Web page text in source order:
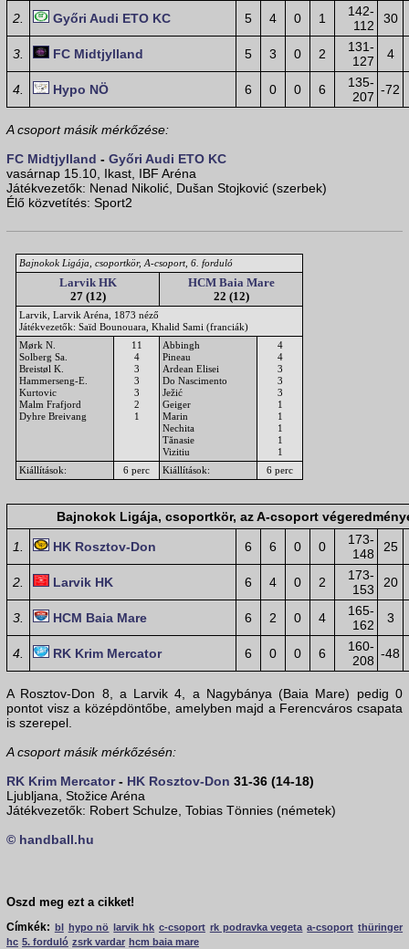
2. Győri Audi ETO KC 5 4 0 1
142-
112
30
3. FC Midtjylland 5 3 0 2
131-
127
4
4. Hypo NÖ 6 0 0 6
135-
207 -72
A csoport másik mérkőzése:
FC Midtjylland - Győri Audi ETO KC
vasárnap 15.10, Ikast, IBF Aréna
Játékvezetők: Nenad Nikolić, Dušan Stojković (szerbek)
Élő közvetítés: Sport2
Bajnokok Ligája, csoportkör, A-csoport, 6. forduló
Larvik HK
27 (12)
HCM Baia Mare
22 (12)
Larvik, Larvik Aréna, 1873 néző
Játékvezetők: Saïd Bounouara, Khalid Sami (franciák)
Mørk N.
Solberg Sa.
Breistøl K.
Hammerseng-E.
Kurtovic
Malm Frafjord
Dyhre Breivang
11
4
3
3
3
2
1
Abbingh
Pineau
Ardean Elisei
Do Nascimento
Ježić
Geiger
Marin
Nechita
Tănasie
Vizitiu
4
4
3
3
3
1
1
1
1
1
Kiállítások:
6 perc Kiállítások: 6 perc
Bajnokok Ligája, csoportkör, az A-csoport
1. HK Rosztov-Don 6 6 0 0
173-
148
25
2. Larvik HK 6 4 0 2
173-
153
20
3. HCM Baia Mare 6 2 0 4
165-
162
3
4. RK Krim Mercator 6 0 0 6
160-
208 -48
A Rosztov-Don 8, a Larvik 4, a Nagybánya (Baia Mare) pedig 0
pontot visz a középdöntőbe, amelyben majd a Ferencváros csapata
is szerepel.
A csoport másik mérkőzésén:
RK Krim Mercator- HK Rosztov-Don 31-36 (14-18)
Ljubljana, Stožice Aréna
Játékvezetők: Robert Schulze, Tobias Tönnies (németek)
© handball.hu
Oszd meg ezt a cikket!
Címkék:
bl hypo nö larvik hk c-csoport rk podravka vegeta a-csoport thüringer
hc 5. forduló zsrk vardar hcm baia mare